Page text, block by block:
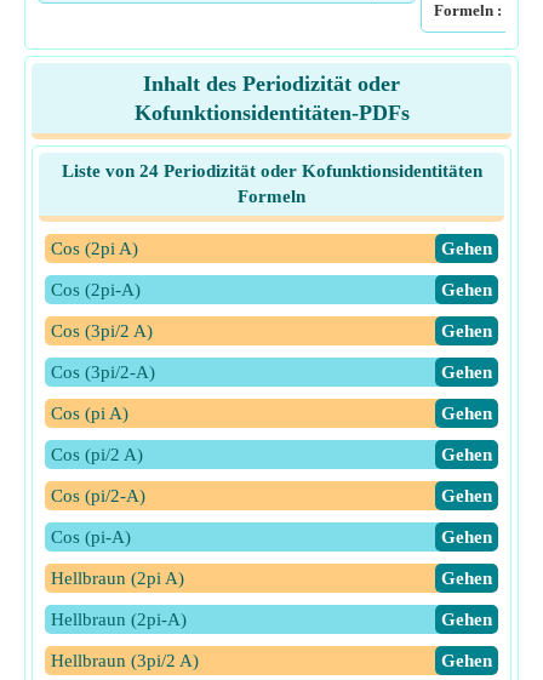
Formeln :
Inhalt des Periodizität oder
Kofunktionsidentitäten-PDFs
Liste von 24 Periodizität oder Kofunktionsidentitäten
Formeln
Cos (2pi A) ​Gehen
Cos (2pi-A) ​Gehen
Cos (3pi/2 A) ​Gehen
Cos (3pi/2-A) ​Gehen
Cos (pi A) ​Gehen
Cos (pi/2 A) ​Gehen
Cos (pi/2-A) ​Gehen
Cos (pi-A) ​Gehen
Hellbraun (2pi A) ​Gehen
Hellbraun (2pi-A) ​Gehen
Hellbraun (3pi/2 A) ​Gehen